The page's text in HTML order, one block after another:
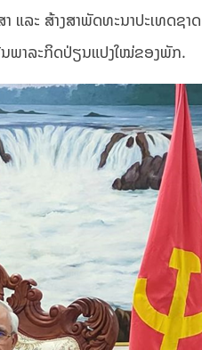
ແລະ ສ້າງສາພັດທະນາປະເທດຊ
ນພາລະກິດປ່ຽນແປງໃໝ່ຂອງພັກ.